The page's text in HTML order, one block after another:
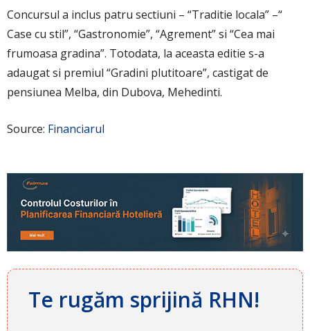
Concursul a inclus patru sectiuni – “Traditie locala” –“
Case cu stil”, “Gastronomie”, “Agrement” si “Cea mai
frumoasa gradina”. Totodata, la aceasta editie s-a
adaugat si premiul “Gradini plutitoare”, castigat de
pensiunea Melba, din Dubova, Mehedinti.
Source: Financiarul
Te rugăm sprijină RHN!